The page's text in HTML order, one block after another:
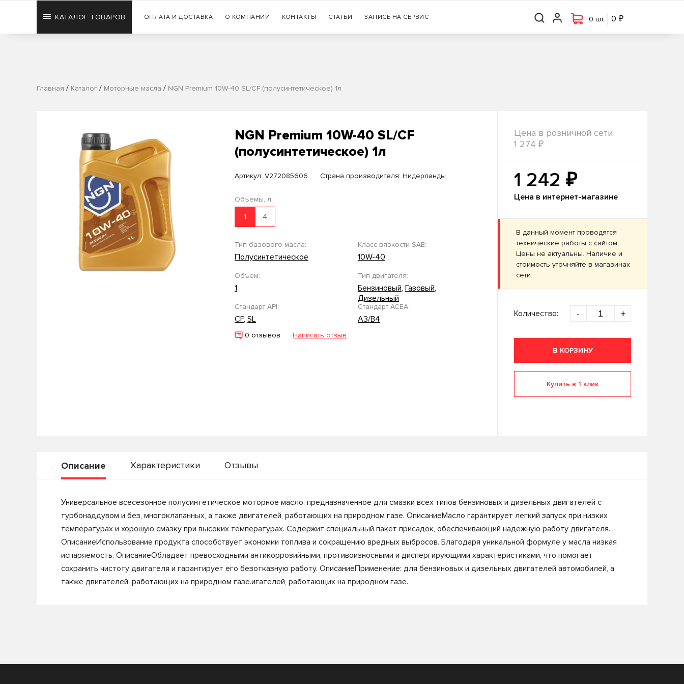
Гарантия
+7 (383) 335-77-99 0 шт. 0
КАТАЛОГ ТОВАРОВ ОПЛАТА И ДОСТАВКА О КОМПАНИИ КОНТАКТЫ СТАТЬИ ЗАПИСЬ НА СЕРВИС 0 шт. 0 ₽
Главная / Каталог / Моторные масла / NGN Premium 10W-40 SL/CF (полусинтетическое) 1л
NGN Premium 10W-40 SL/CF
(полусинтетическое) 1л
Артикул: V272085606 Страна производителя: Нидерланды
Объемы, л
1 4
Тип базового масла:
Полусинтетическое
Класс вязкости SAE:
10W-40
Объем:
1
Тип двигателя:
Бензиновый, Газовый,
Дизельный
Стандарт API:
CF, SL
Стандарт ACEA:
A3/B4
0 отзывов Написать отзыв
Цена в розничной сети
1 274 ₽
1 242 ₽
Цена в интернет-магазине
В данный момент проводятся
технические работы с сайтом.
Цены не актуальны. Наличие и
стоимость уточняйте в магазинах
сети.
Количество: - +
В КОРЗИНУ
Купить в 1 клик
Описание Характеристики Отзывы
Универсальное всесезонное полусинтетическое моторное масло, предназначенное для смазки всех типов бензиновых и дизельных двигателей с
турбонаддувом и без, многоклапанных, а также двигателей, работающих на природном газе. ОписаниеМасло гарантирует легкий запуск при низких
температурах и хорошую смазку при высоких температурах. Содержит специальный пакет присадок, обеспечивающий надежную работу двигателя.
ОписаниеИспользование продукта способствует экономии топлива и сокращению вредных выбросов. Благодаря уникальной формуле у масла низкая
испаряемость. ОписаниеОбладает превосходными антикоррозийными, противоизносными и диспергирующими характеристиками, что помогает
сохранить чистоту двигателя и гарантирует его безотказную работу. ОписаниеПрименение: для бензиновых и дизельных двигателей автомобилей, а
также двигателей, работающих на природном газе.игателей, работающих на природном газе.